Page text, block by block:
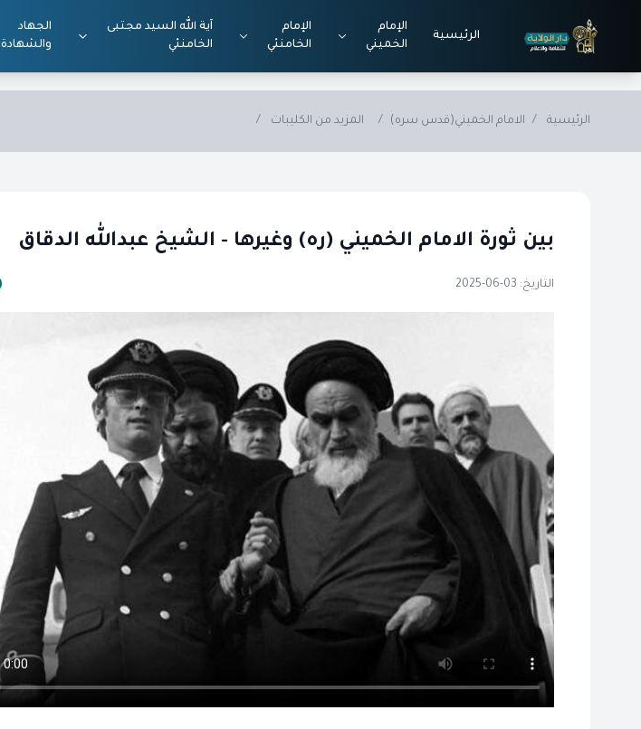
الرئيسية
الإمام
الخميني
الإمام
الخامنئي
آية الله السيد مجتبى
الخامنئي
الجهاد
والشهادة
الرئيسية / الامام الخميني(قدس سره) / المزيد من الكليبات /
بين ثورة الامام الخميني (ره) وغيرها - الشيخ عبدالله الدقاق
التاريخ: 03-06-2025